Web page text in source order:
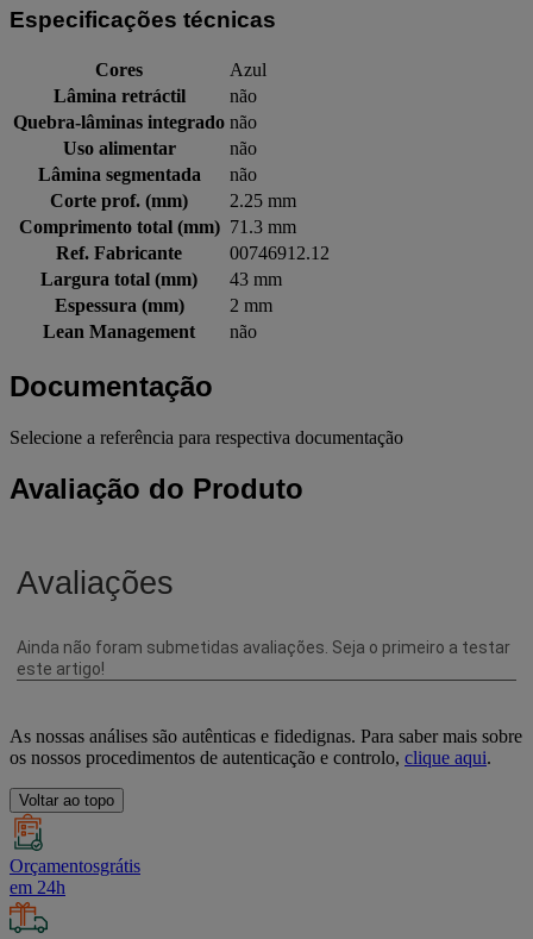
Especificações técnicas
Cores
Azul
Lâmina retráctil
não
Quebra-lâminas integrado não
Uso alimentar
não
Lâmina segmentada
não
Corte prof. (mm)
2.25 mm
Comprimento total (mm) 71.3 mm
Ref. Fabricante
00746912.12
Largura total (mm)
43 mm
Espessura (mm)
2 mm
Lean Management
não
Documentação
Selecione a referência para respectiva documentação
Avaliação do Produto
As nossas análises são autênticas e fidedignas. Para saber mais sobre
os nossos procedimentos de autenticação e controlo, clique aqui.
Voltar ao topo
Orçamentosgrátis
em 24h